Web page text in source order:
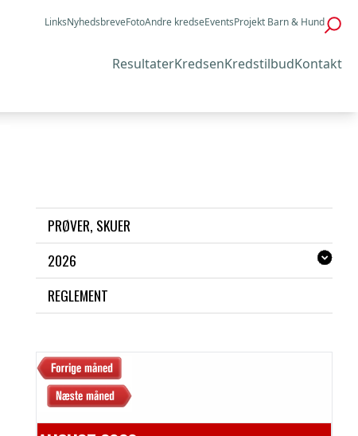
LinksNyhedsbreveFotoAndre kredseEventsProjekt Barn & Hund
ResultaterKredsenKredstilbudKontakt
PRØVER, SKUER
2026
REGLEMENT